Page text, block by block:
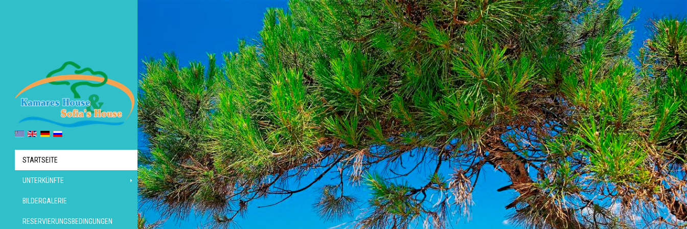
STARTSEITE
UNTERKÜNFTE
BILDERGALERIE
RESERVIERUNGSBEDINGUNGEN